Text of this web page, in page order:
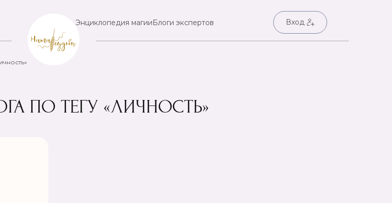
Энциклопедия магииБлоги экспертов Вход
ПО ТЕГУ «ЛИЧНОСТЬ»